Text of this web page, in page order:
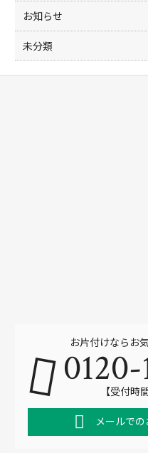
お知らせ
未分類
お片付けならお
【受付
メールで